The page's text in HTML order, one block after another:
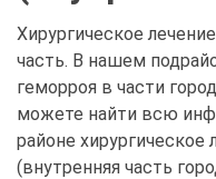
Хирургическое
часть. В нашем
геморроя в части
можете найти всю
районе
(внутренняя часть